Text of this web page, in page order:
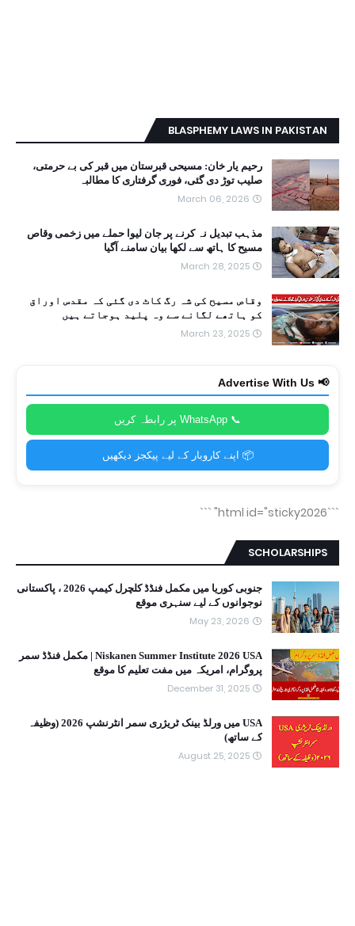
BLASPHEMY LAWS IN PAKISTAN
رحیم یار خان: مسیحی قبرستان میں قبر کی بے حرمتی،
صلیب توڑ دی گئی، فوری گرفتاری کا مطالبہ
March 06, 2026
مذہب تبدیل نہ کرنے پر جان لیوا حملے میں زخمی وقاص
مسیح کا ہاتھ سے لکھا بیان سامنے آگیا
March 28, 2025
وقاص مسیح کی شہ رگ کاٹ دی گئی کہ مقدس اوراق
کو ہاتھے لگانے سے وہ پلید ہوجاتے ہیں
March 23, 2025
📢 Advertise With Us
📞 WhatsApp پر رابطہ کریں
📦 اپنے کاروبار کے لیے پیکجز دیکھیں
```html id="sticky2026"
```
SCHOLARSHIPS
جنوبی کوریا میں مکمل فنڈڈ کلچرل کیمپ 2026 ، پاکستانی
نوجوانوں کے لیے سنہری موقع
May 23, 2026
Niskanen Summer Institute 2026 USA | مکمل فنڈڈ سمر
پروگرام، امریکہ میں مفت تعلیم کا موقع
December 31, 2025
USA میں ورلڈ بینک ٹریژری سمر انٹرنشپ 2026 (وظیفہ
کے ساتھ)
August 25, 2025